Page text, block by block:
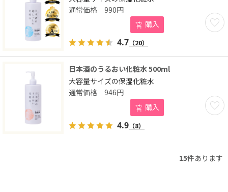
お気
990円
購入
4.7 （20）
日本酒のうるおい化粧水 500ml
大容量サイズの保湿化粧水
お気
946円
購入
4.9 （8）
15件あります